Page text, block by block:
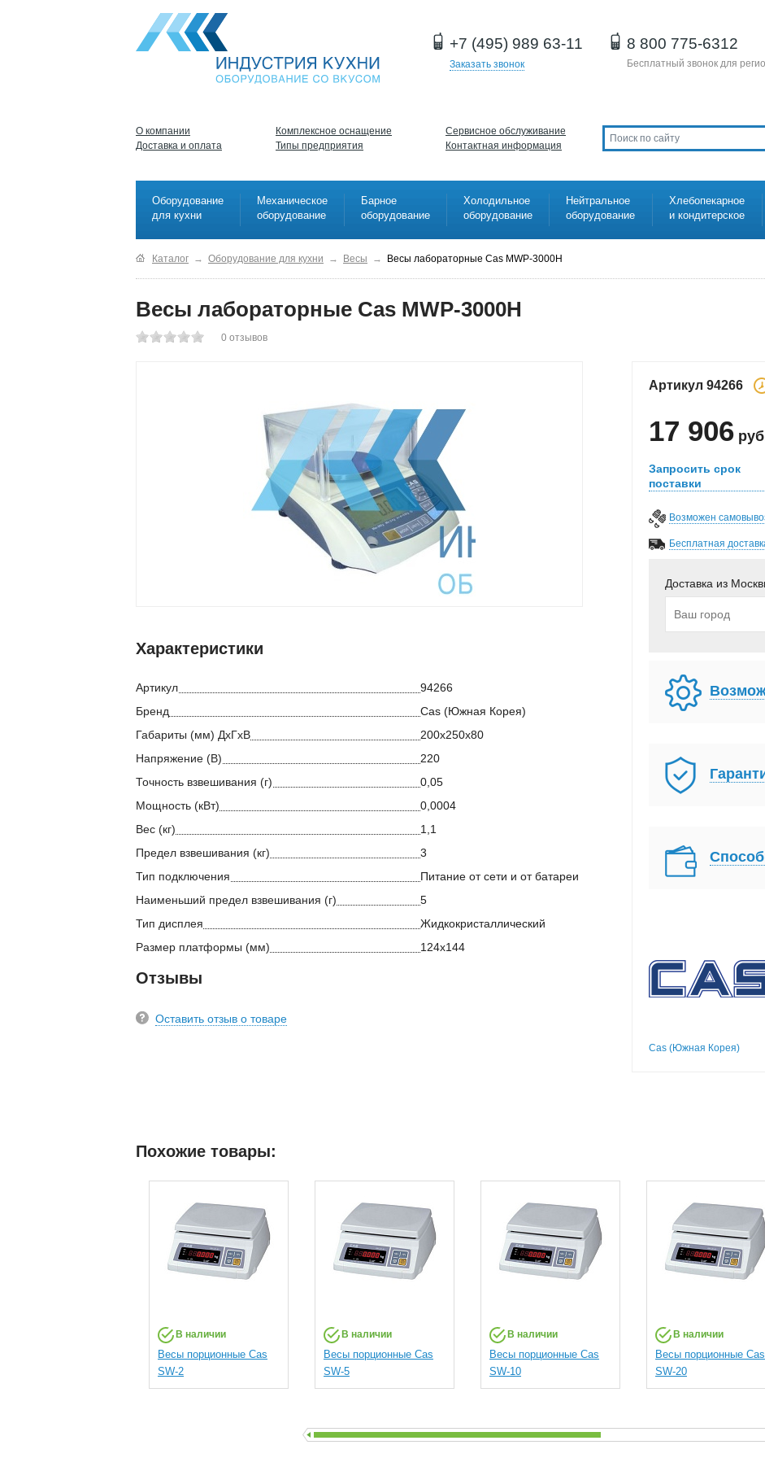
+7 (495) 989 63-11
Заказать звонок
8 800 775-6312
Бесплатный звонок для
О компании
Доставка и оплата
Комплексное оснащение
Типы предприятия
Сервисное обслуживание
Контактная информация
Оборудование
для кухни
Механическое
оборудование
Барное
оборудование
Холодильное
оборудование
Нейтральное
оборудование
Хлебопекарное
и кондитерское
Каталог → Оборудование для кухни → Весы → Весы лабораторные Cas MWP-3000H
Весы лабораторные Cas MWP-3000H
0 отзывов
Артикул 94266
17 906 руб
Запросить срок
поставки
Возможен
Бесплатная
Доставка из
Cas (Южная Корея)
Характеристики
Артикул
94266
Бренд
Cas (Южная Корея)
Габариты (мм) ДхГхВ
200х250х80
Напряжение (В)
220
Точность взвешивания (г)
0,05
Мощность (кВт)
0,0004
Вес (кг)
1,1
Предел взвешивания (кг)
3
Тип подключения
Питание от сети и от батареи
Наименьший предел взвешивания (г)
5
Тип дисплея
Жидкокристаллический
Размер платформы (мм)
124х144
Отзывы
Оставить отзыв о товаре
Похожие товары:
В наличии
Весы порционные Cas
SW-2
В наличии
Весы порционные Cas
SW-5
В наличии
Весы порционные Cas
SW-10
В наличии
Весы порционные Cas
SW-20